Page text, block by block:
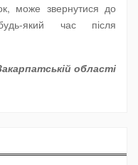
може звернутися до
який час після
області